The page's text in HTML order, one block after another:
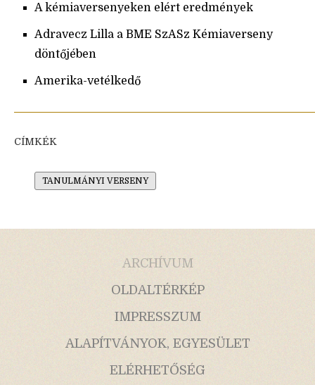
A kémiaversenyeken elért eredmények
Adravecz Lilla a BME SzASz Kémiaverseny
döntőjében
Amerika-vetélkedő
CÍMKÉK
TANULMÁNYI VERSENY
ARCHÍVUM
OLDALTÉRKÉP
IMPRESSZUM
ALAPÍTVÁNYOK, EGYESÜLET
ELÉRHETŐSÉG